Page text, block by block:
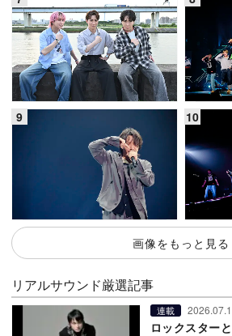
画像をもっと見る
リアルサウンド厳選記事
連載
ロックスター